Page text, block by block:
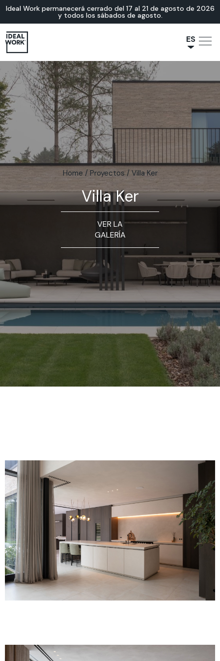
Ideal Work permanecerá cerrado del 17 al 21 de agosto de 2026
y todos los sábados de agosto.
ES
FR
Home / Proyectos/Villa Ker
Villa Ker
VER LA
GALERÍA